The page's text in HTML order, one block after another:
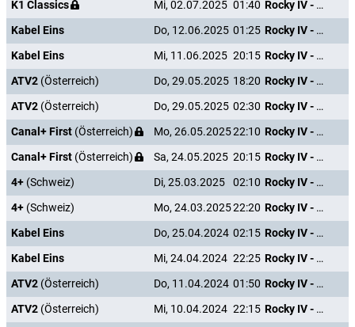
K1 Classics Mi, 02.07.2025 01:40
Rocky IV - Der Kampf des Jahrhunderts
Kabel Eins
Do, 12.06.2025 01:25
Rocky IV - Der Kampf des Jahrhunderts
Kabel Eins
Mi, 11.06.2025 20:15
Rocky IV - Der Kampf des Jahrhunderts
ATV2 (Österreich) Do, 29.05.2025 18:20
Rocky IV - Der Kampf des Jahrhunderts
ATV2 (Österreich) Do, 29.05.2025 02:30
Rocky IV - Der Kampf des Jahrhunderts
Canal+ First (Österreich) Mo, 26.05.202522:10
Rocky IV - Der Kampf des Jahrhunderts
Canal+ First (Österreich) Sa, 24.05.2025 20:15
Rocky IV - Der Kampf des Jahrhunderts
4+ (Schweiz) Di, 25.03.2025 02:10
Rocky IV - Der Kampf des Jahrhunderts
4+ (Schweiz) Mo, 24.03.202522:20
Rocky IV - Der Kampf des Jahrhunderts
Kabel Eins
Do, 25.04.2024 02:15
Rocky IV - Der Kampf des Jahrhunderts
Kabel Eins
Mi, 24.04.2024 22:25
Rocky IV - Der Kampf des Jahrhunderts
ATV2 (Österreich) Do, 11.04.2024 01:50
Rocky IV - Der Kampf des Jahrhunderts
ATV2 (Österreich) Mi, 10.04.2024 22:15
Rocky IV - Der Kampf des Jahrhunderts